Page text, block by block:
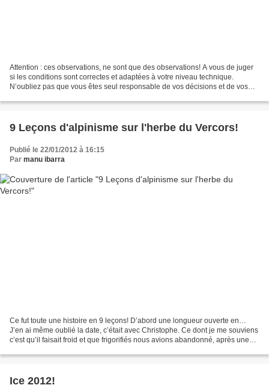
Attention : ces observations, ne sont que des observations! A vous de juger
si les conditions sont correctes et adaptées à votre niveau technique.
N’oubliez pas que vous êtes seul responsable de vos décisions et de vos
9 Leçons d'alpinisme sur l'herbe du Vercors!
Publié le 22/01/2012 à 16:15
Par manu ibarra
Ce fut toute une histoire en 9 leçons! D’abord une longueur ouverte en…
J’en ai même oublié la date, c’était avec Christophe. Ce dont je me souviens
c’est qu’il faisait froid et que frigorifiés nous avions abandonné, après une
Ice 2012!